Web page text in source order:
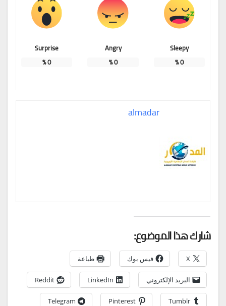
Sleepy
0
%
Angry
0
%
Surprise
0
%
almadar
شارك هذا الموضوع:
X فيس بوك طباعة
البريد الإلكتروني LinkedIn
Reddit
Tumblr
Pinterest
Telegram